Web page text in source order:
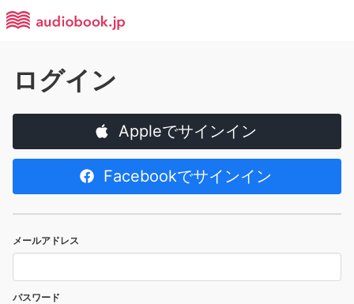
ログイン
Appleでサインイン
Facebookでサインイン
メールアドレス
パスワード